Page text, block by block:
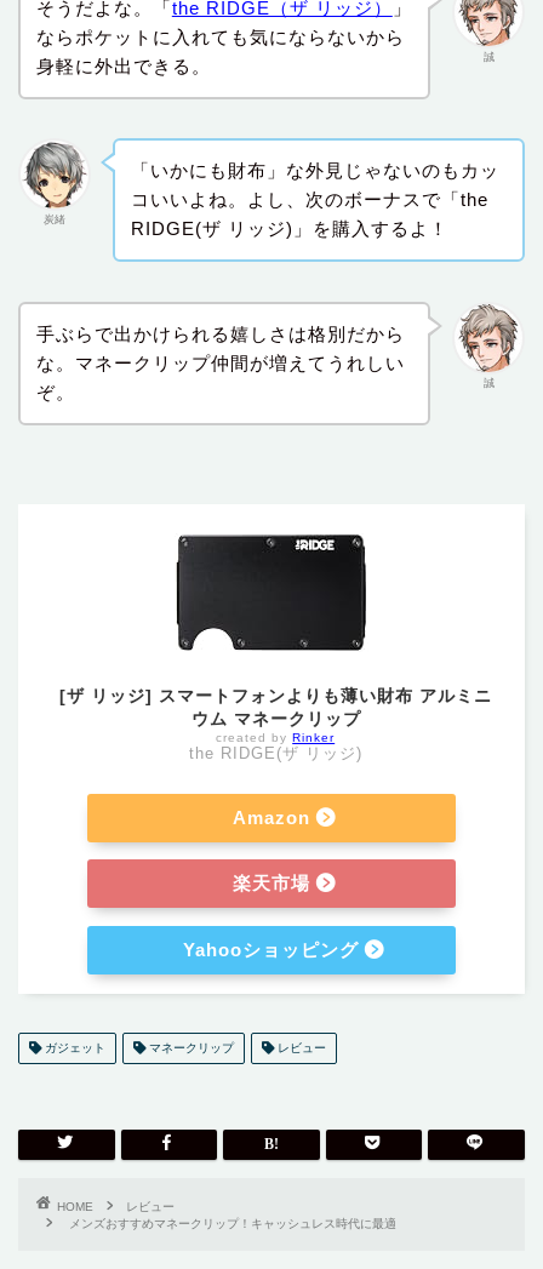
誠
そうだよな。「the RIDGE（ザ リッジ）
」
ならポケットに入れても気にならないから
身軽に外出できる。
炭緒
「いかにも財布」な外見じゃないのもカッ
コいいよね。よし、次のボーナスで「the
RIDGE(ザ リッジ)」を購入するよ！
誠
手ぶらで出かけられる嬉しさは格別だから
な。マネークリップ仲間が増えてうれしい
ぞ。
[ザ リッジ] スマートフォンよりも薄い財布 アルミニ
ウム マネークリップ
created byRinker
the RIDGE(ザ リッジ)
Amazon
楽天市場
Yahooショッピング
ガジェット マネークリップ レビュー
HOME
レビュー
メンズおすすめマネークリップ！キャッシュレス時代に最適